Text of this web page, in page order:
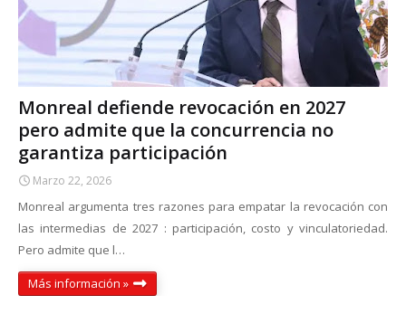
Monreal defiende revocación en 2027
pero admite que la concurrencia no
garantiza participación
Marzo 22, 2026
Monreal argumenta tres razones para empatar la revocación con
las intermedias de 2027 : participación, costo y vinculatoriedad.
Pero admite que l…
Más información »